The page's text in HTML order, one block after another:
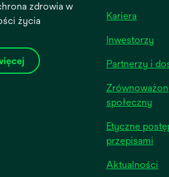
zdrowia w
życia
Kariera
Inwestorzy
a
new
Partnerzy i
społeczny
Etyczne
przepisami
Aktualności